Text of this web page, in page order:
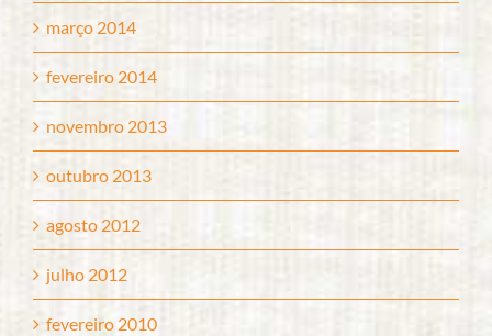
março 2014
fevereiro 2014
novembro 2013
outubro 2013
agosto 2012
julho 2012
fevereiro 2010